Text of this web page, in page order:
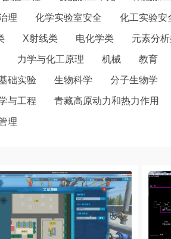
理 化学实验室安全 化工实验安
X射线类 电化学类 元素分
力学与化工原理 机械 教育
础实验 生物科学 分子生物学
与工程 青藏高原动力和热力作用
理